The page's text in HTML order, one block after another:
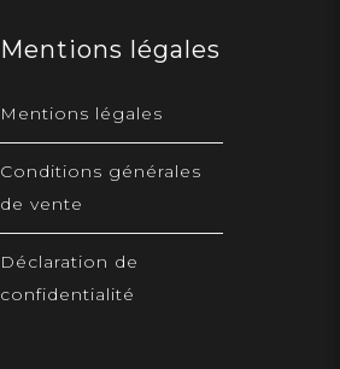
Mentions légales
Mentions légales
Conditions générales
de vente
Déclaration de
confidentialité